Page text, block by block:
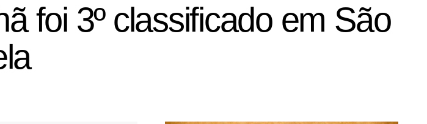
foi 3º classificado em São